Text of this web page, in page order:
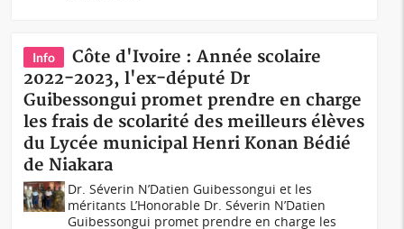
Info
Côte d'Ivoire : Année scolaire
2022-2023, l'ex-député Dr
Guibessongui promet prendre en charge
les frais de scolarité des meilleurs élèves
du Lycée municipal Henri Konan Bédié
de Niakara
Dr. Séverin N’Datien Guibessongui et les
méritants L’Honorable Dr. Séverin N’Datien
Guibessongui promet prendre en charge les